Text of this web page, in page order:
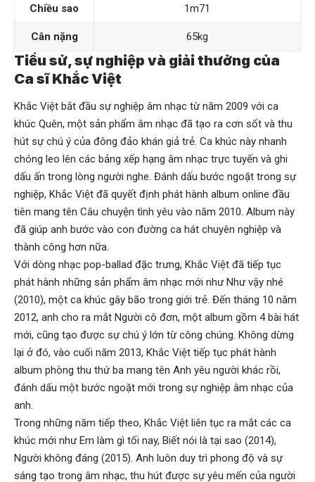
Chiều sao 1m71
Cân nặng 65kg
Tiểu sử, sự nghiệp và giải thưởng của
Ca sĩ Khắc Việt
Khắc Việt bắt đầu sự nghiệp âm nhạc từ năm 2009 với ca
khúc Quên, một sản phẩm âm nhạc đã tạo ra cơn sốt và thu
hút sự chú ý của đông đảo khán giả trẻ. Ca khúc này nhanh
chóng leo lên các bảng xếp hạng âm nhạc trực tuyến và ghi
dấu ấn trong lòng người nghe. Đánh dấu bước ngoặt trong sự
nghiệp, Khắc Việt đã quyết định phát hành album online đầu
tiên mang tên Câu chuyện tình yêu vào năm 2010. Album này
đã giúp anh bước vào con đường ca hát chuyên nghiệp và
thành công hơn nữa.
Với dòng nhạc pop-ballad đặc trưng, Khắc Việt đã tiếp tục
phát hành những sản phẩm âm nhạc mới như Như vậy nhé
(2010), một ca khúc gây bão trong giới trẻ. Đến tháng 10 năm
2012, anh cho ra mắt Người cô đơn, một album gồm 4 bài hát
mới, cũng tạo được sự chú ý lớn từ công chúng. Không dừng
lại ở đó, vào cuối năm 2013, Khắc Việt tiếp tục phát hành
album phòng thu thứ ba mang tên Anh yêu người khác rồi,
đánh dấu một bước ngoặt mới trong sự nghiệp âm nhạc của
anh.
Trong những năm tiếp theo, Khắc Việt liên tục ra mắt các ca
khúc mới như Em làm gì tối nay, Biết nói là tại sao (2014),
Người không đáng (2015). Anh luôn duy trì phong độ và sự
sáng tạo trong âm nhạc, thu hút được sự yêu mến của người